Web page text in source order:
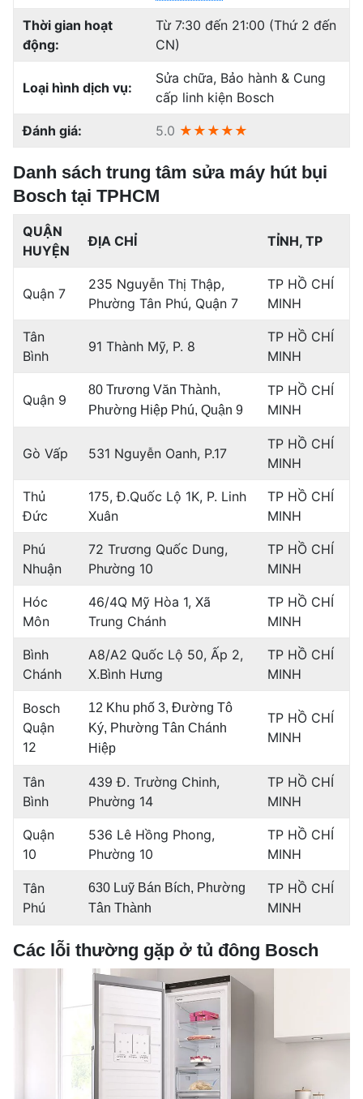
Thời gian hoạt
động:
Từ 7:30 đến 21:00 (Thứ 2 đến
CN)
Loại hình dịch vụ:
Sửa chữa, Bảo hành & Cung
cấp linh kiện Bosch
Đánh giá: 5.0 ★★★★★
Danh sách trung tâm sửa máy hút bụi
Bosch tại TPHCM
QUẬN
HUYỆN
ĐỊA CHỈ TỈNH, TP
Quận 7
235 Nguyễn Thị Thập,
Phường Tân Phú, Quận 7
TP HỒ CHÍ
MINH
Tân
Bình
91 Thành Mỹ, P. 8
TP HỒ CHÍ
MINH
Quận 9
80 Trương Văn Thành,
Phường Hiệp Phú, Quận 9
TP HỒ CHÍ
MINH
Gò Vấp 531 Nguyễn Oanh, P.17
TP HỒ CHÍ
MINH
Thủ
Đức
175, Đ.Quốc Lộ 1K, P. Linh
Xuân
TP HỒ CHÍ
MINH
Phú
Nhuận
72 Trương Quốc Dung,
Phường 10
TP HỒ CHÍ
MINH
Hóc
Môn
46/4Q Mỹ Hòa 1, Xã
Trung Chánh
TP HỒ CHÍ
MINH
Bình
Chánh
A8/A2 Quốc Lộ 50, Ấp 2,
X.Bình Hưng
TP HỒ CHÍ
MINH
Bosch
Quận
12
12 Khu phố 3, Đường Tô
Ký, Phường Tân Chánh
Hiệp
TP HỒ CHÍ
MINH
Tân
Bình
439 Đ. Trường Chinh,
Phường 14
TP HỒ CHÍ
MINH
Quận
10
536 Lê Hồng Phong,
Phường 10
TP HỒ CHÍ
MINH
Tân
Phú
630 Luỹ Bán Bích, Phường
Tân Thành
TP HỒ CHÍ
MINH
Các lỗi thường gặp ở tủ đông Bosch